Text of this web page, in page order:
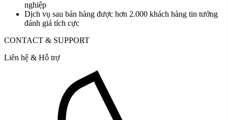
nghiệp
Dịch vụ sau bán hàng được hơn 2.000 khách hàng tin tưởng
đánh giá tích cực
CONTACT & SUPPORT
Liên hệ & Hỗ trợ